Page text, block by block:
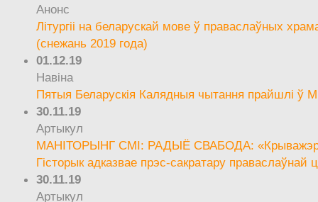
Анонс
Літургіі на беларускай мове ў праваслаўных
(снежань 2019 года)
01.12.19
Навіна
Пятыя Беларускія Калядныя чытання прайшлі ў
30.11.19
Артыкул
МАНІТОРЫНГ СМІ: РАДЫЁ СВАБОДА:
Гісторык адказвае прэс-сакратару праваслаўнай
30.11.19
Артыкул